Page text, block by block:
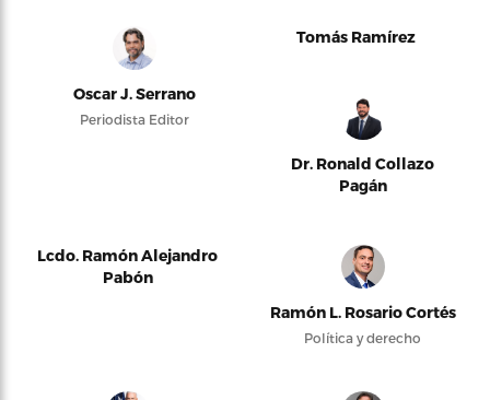
Oscar J. Serrano
Periodista Editor
Tomás Ramírez
Dr. Ronald Collazo
Pagán
Lcdo. Ramón Alejandro
Pabón
Ramón L. Rosario Cortés
Política y derecho